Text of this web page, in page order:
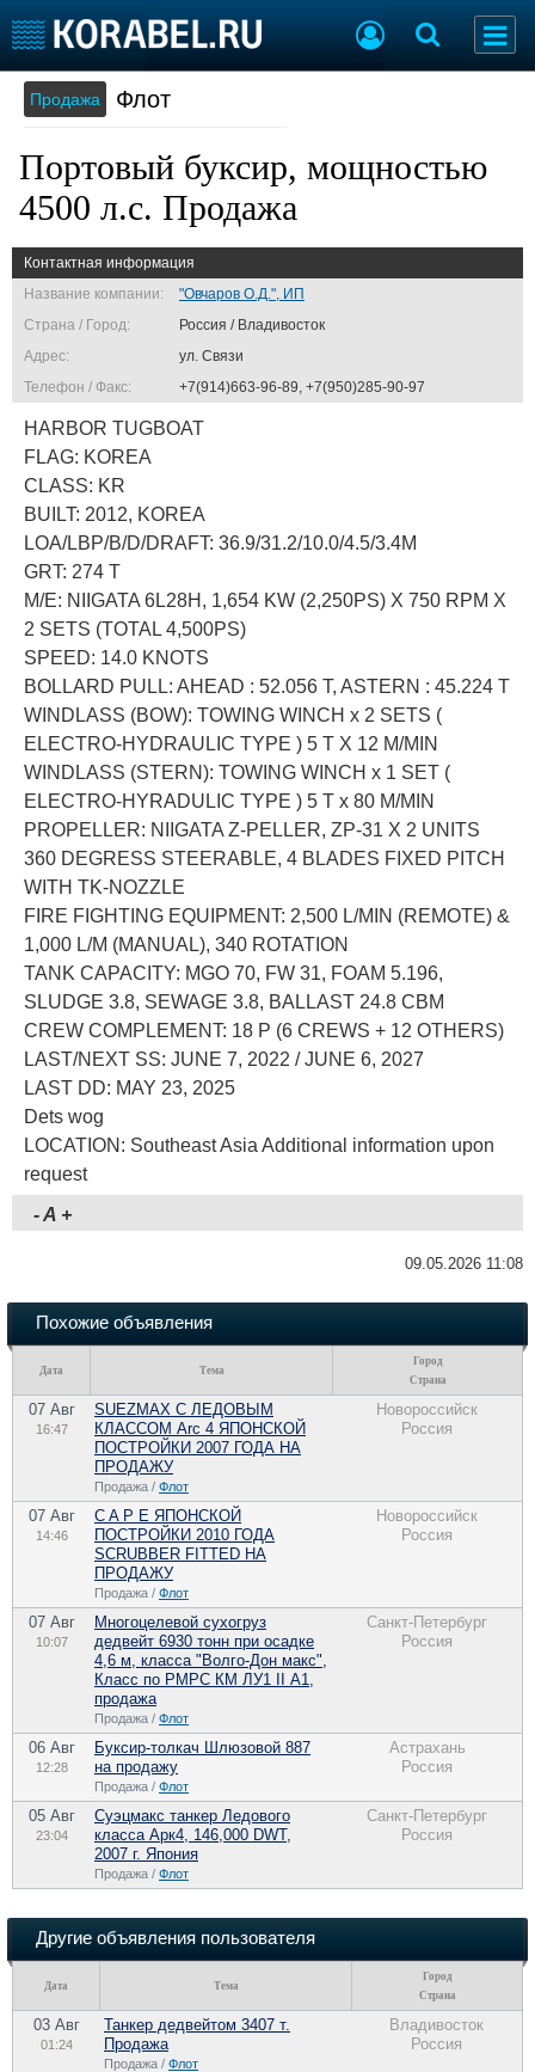
Судостроение
Новости
Компании
Репутация
Работа
Крюинг
Продажа флота
Изделия
Материалы
Услуги
Продажа Флот
Портовый буксир, мощностью
4500 л.с. Продажа
Контактная информация
Название компании:
"Овчаров О.Д.", ИП
Страна / Город:
Россия / Владивосток
Адрес:
ул. Связи
Телефон / Факс:
+7(914)663-96-89, +7(950)285-90-97
HARBOR TUGBOAT
FLAG: KOREA
CLASS: KR
BUILT: 2012, KOREA
LOA/LBP/B/D/DRAFT: 36.9/31.2/10.0/4.5/3.4M
GRT: 274 T
M/E: NIIGATA 6L28H, 1,654 KW (2,250PS) X 750 RPM X
2 SETS (TOTAL 4,500PS)
SPEED: 14.0 KNOTS
BOLLARD PULL: AHEAD : 52.056 T, ASTERN : 45.224 T
WINDLASS (BOW): TOWING WINCH x 2 SETS (
ELECTRO-HYDRAULIC TYPE ) 5 T X 12 M/MIN
WINDLASS (STERN): TOWING WINCH x 1 SET (
ELECTRO-HYRADULIC TYPE ) 5 T x 80 M/MIN
PROPELLER: NIIGATA Z-PELLER, ZP-31 X 2 UNITS
360 DEGRESS STEERABLE, 4 BLADES FIXED PITCH
WITH TK-NOZZLE
FIRE FIGHTING EQUIPMENT: 2,500 L/MIN (REMOTE) &
1,000 L/M (MANUAL), 340 ROTATION
TANK CAPACITY: MGO 70, FW 31, FOAM 5.196,
SLUDGE 3.8, SEWAGE 3.8, BALLAST 24.8 CBM
CREW COMPLEMENT: 18 P (6 CREWS + 12 OTHERS)
LAST/NEXT SS: JUNE 7, 2022 / JUNE 6, 2027
LAST DD: MAY 23, 2025
Dets wog
LOCATION: Southeast Asia Additional information upon
request
-A +
09.05.2026 11:08
Похожие объявления
Дата Тема
Город
Страна
07 Авг
16:47
SUEZMAX С ЛЕДОВЫМ
КЛАССОМ Arc 4 ЯПОНСКОЙ
ПОСТРОЙКИ 2007 ГОДА НА
ПРОДАЖУ
Продажа / Флот
Новороссийск
Россия
07 Авг
14:46
C A P E ЯПОНСКОЙ
ПОСТРОЙКИ 2010 ГОДА
SCRUBBER FITTED НА
ПРОДАЖУ
Продажа / Флот
Новороссийск
Россия
07 Авг
10:07
Многоцелевой сухогруз
дедвейт 6930 тонн при осадке
4,6 м, класса "Волго-Дон макс",
Класс по РМРС КМ ЛУ1 II А1,
продажа
Продажа / Флот
Санкт-Петербург
Россия
06 Авг
12:28
Буксир-толкач Шлюзовой 887
на продажу
Продажа / Флот
Астрахань
Россия
05 Авг
23:04
Суэцмакс танкер Ледового
класса Арк4, 146,000 DWT,
2007 г. Япония
Продажа / Флот
Санкт-Петербург
Россия
Другие объявления пользователя
Дата Тема
Город
Страна
03 Авг
01:24
Танкер дедвейтом 3407 т.
Продажа
Продажа / Флот
Владивосток
Россия